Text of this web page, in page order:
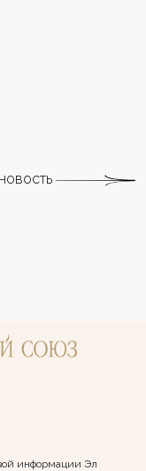
информации Эл